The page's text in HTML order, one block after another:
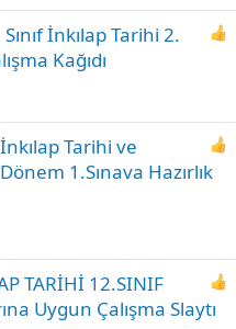
İnkılap Tarihi 2.
Kağıdı
Tarihi ve
1.Sınava Hazırlık
TARİHİ 12.SINIF
Uygun Çalışma Slaytı